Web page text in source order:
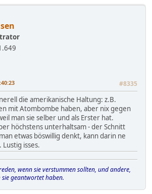
#8335
die amerikanische Haltung: z.B.
mit Atombombe haben, aber nix gegen
man sie selber und als Erster hat.
höchstens unterhaltsam - der Schnitt
etwas böswillig denkt, kann darin ne
isses.
wenn sie verstummen sollten, und andere,
geantwortet haben.